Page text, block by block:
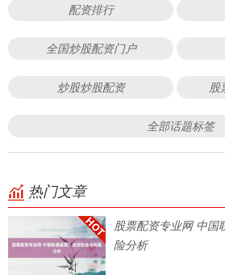
配资排行
全国炒股配资门户
炒股炒股配资 股
全部话题标签
热门文章
股票配资专业网 中国
险分析